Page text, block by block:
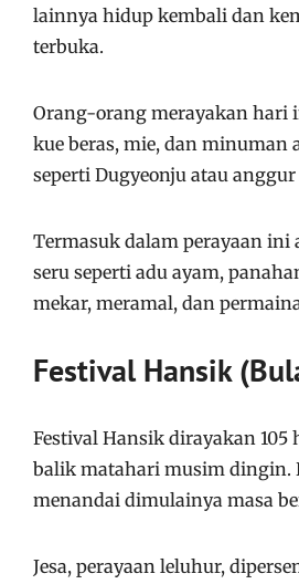
lainnya hidup kembali dan
terbuka.
Orang-orang merayakan hari
kue beras, mie, dan minuman
seperti Dugyeonju atau anggur
Termasuk dalam perayaan ini
seru seperti adu ayam,
mekar, meramal, dan
Festival Hansik
Festival Hansik dirayakan 105
balik matahari musim dingin.
menandai dimulainya masa
Jesa, perayaan leluhur,